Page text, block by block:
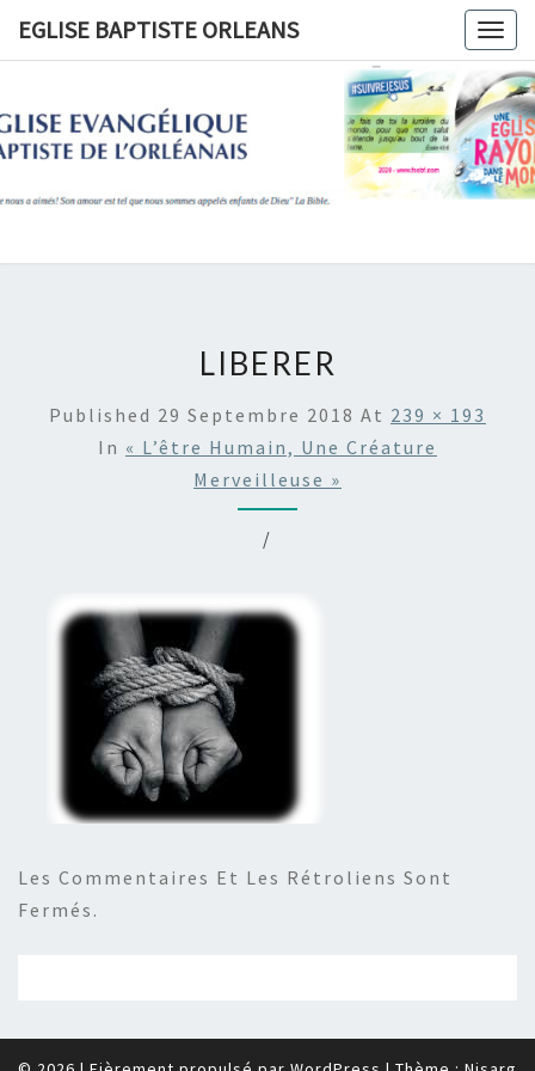
EGLISE BAPTISTE ORLEANS
EGLISE
ORLEANS
LIBERER
Published 29 Septembre 2018 At 239 × 193
In « L’être Humain, Une Créature
Merveilleuse »
/
Les Commentaires Et Les Rétroliens Sont
Fermés.